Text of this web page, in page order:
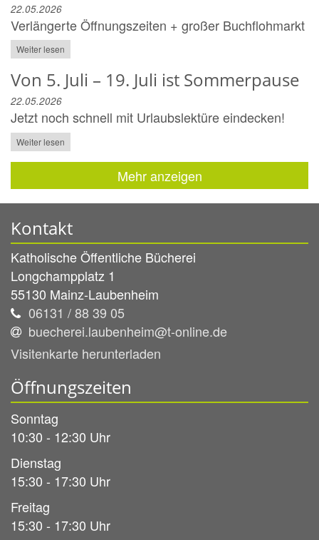
22.05.2026
Verlängerte Öffnungszeiten + großer Buchflohmarkt
Weiter lesen
Von 5. Juli – 19. Juli ist Sommerpause
22.05.2026
Jetzt noch schnell mit Urlaubslektüre eindecken!
Weiter lesen
Mehr anzeigen
Kontakt
Katholische Öffentliche Bücherei
Longchampplatz 1
55130 Mainz-Laubenheim
06131 / 88 39 05
buecherei.laubenheim@t-online.de
Visitenkarte herunterladen
Öffnungszeiten
Sonntag
10:30 - 12:30 Uhr
Dienstag
15:30 - 17:30 Uhr
Freitag
15:30 - 17:30 Uhr